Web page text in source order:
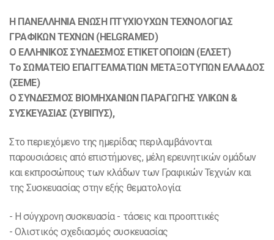
Η ΠΑΝΕΛΛΗΝΙΑ ΕΝΩΣΗ ΠΤΥΧΙΟΥΧΩΝ ΤΕΧΝΟΛΟΓΙΑΣ
ΓΡΑΦΙΚΩΝ ΤΕΧΝΩΝ (HELGRAMED)
Ο ΕΛΛΗΝΙΚΟΣ ΣΥΝΔΕΣΜΟΣ ΕΤΙΚΕΤΟΠΟΙΩΝ (ΕΛΣΕΤ)
Το ΣΩΜΑΤΕΙΟ ΕΠΑΓΓΕΛΜΑΤΙΩΝ ΜΕΤΑΞΟΤΥΠΩΝ ΕΛΛΑΔΟΣ
(ΣΕΜΕ)
Ο ΣΥΝΔΕΣΜΟΣ ΒΙΟΜΗΧΑΝΙΩΝ ΠΑΡΑΓΩΓΗΣ ΥΛΙΚΩΝ &
ΣΥΣΚΕΥΑΣΙΑΣ (ΣΥΒΙΠΥΣ),
Στο περιεχόμενο της ημερίδας περιλαμβάνονται
παρουσιάσεις από επιστήμονες, μέλη ερευνητικών ομάδων
και εκπροσώπους των κλάδων των Γραφικών Τεχνών και
της Συσκευασίας στην εξής θεματολογία:
- Η σύγχρονη συσκευασία - τάσεις και προοπτικές
- Oλιστικός σχεδιασμός συσκευασίας